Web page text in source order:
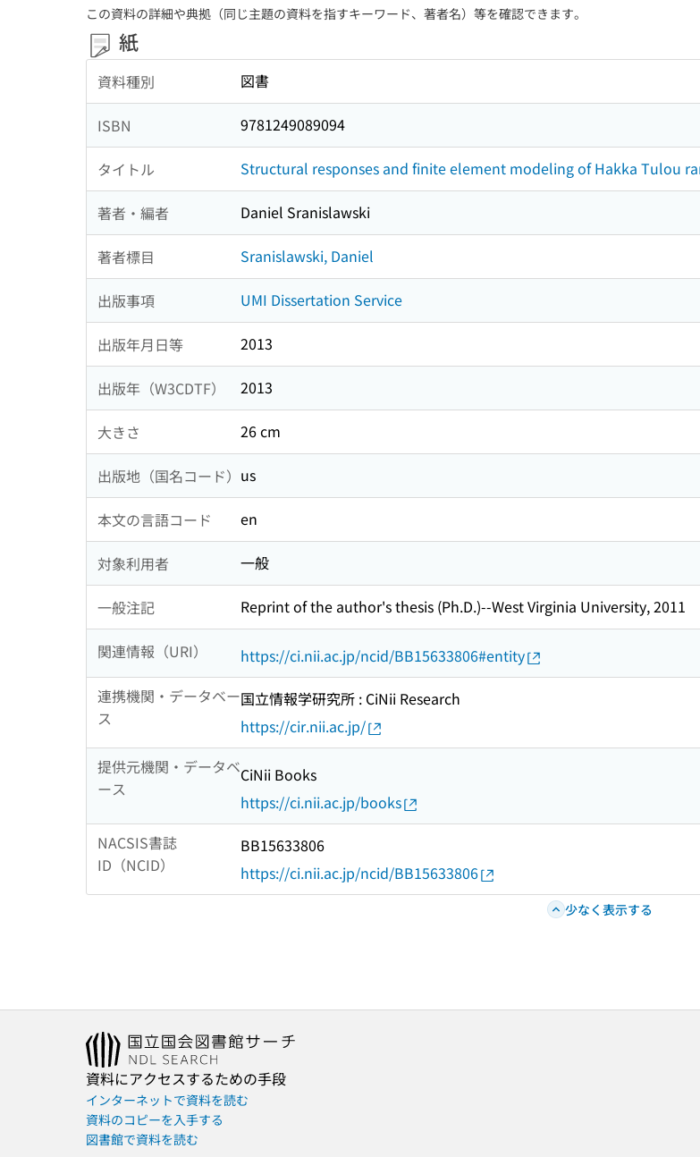
この資料の詳細や典拠（同じ主題の資料を指すキーワード、著者名）等を確認できます。
紙
資料種別 図書
ISBN 9781249089094
タイトル Structural responses and finite element modeling of Hakka Tulou
著者・編者 Daniel Sranislawski
著者標目 Sranislawski, Daniel
出版事項 UMI Dissertation Service
出版年月日等 2013
出版年（W3CDTF） 2013
大きさ 26 cm
出版地（国名コード） us
本文の言語コード en
対象利用者 一般
一般注記 Reprint of the author's thesis (Ph.D.)--West Virginia University, 2011
関連情報（URI）
https://ci.nii.ac.jp/ncid/BB15633806#entity
連携機関・データベー
ス
国立情報学研究所 : CiNii Research
https://cir.nii.ac.jp/
提供元機関・データベ
ース
CiNii Books
https://ci.nii.ac.jp/books
NACSIS書誌
ID（NCID）
BB15633806
https://ci.nii.ac.jp/ncid/BB15633806
少なく表示する
資料にアクセスするための手段
インターネットで資料を読む
資料のコピーを入手する
図書館で資料を読む